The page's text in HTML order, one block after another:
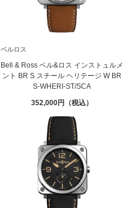
ベルロス
Bell & Ross ベル&ロス インストュルメ
ント BR S スチール ヘリテージ W BR
S-WHERI-ST/SCA
352,000